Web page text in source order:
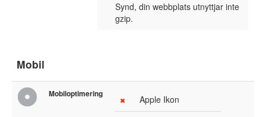
Synd, din webbplats utnyttjar inte
gzip.
Mobil
Mobiloptimering Apple Ikon